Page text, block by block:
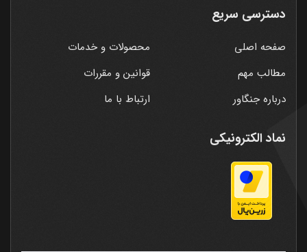
دسترسی سریع
صفحه اصلی
محصولات و خدمات
مطالب مهم
قوانین و مقررات
درباره جنگاور
ارتباط با ما
نماد الکترونیکی